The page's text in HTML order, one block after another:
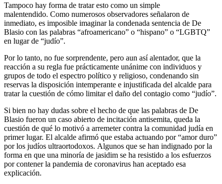
Tampoco hay forma de tratar esto como un simple
malentendido. Como numerosos observadores señalaron de
inmediato, es imposible imaginar la condenada sentencia de De
Blasio con las palabras “afroamericano” o “hispano” o “LGBTQ”
en lugar de “judío”.
Por lo tanto, no fue sorprendente, pero aun así alentador, que la
reacción a su regla fue prácticamente unánime con individuos y
grupos de todo el espectro político y religioso, condenando sin
reservas la disposición intemperante e injustificada del alcalde para
tratar la cuestión de cómo limitar el daño del contagio como “judío”.
Si bien no hay dudas sobre el hecho de que las palabras de De
Blasio fueron un caso abierto de incitación antisemita, queda la
cuestión de qué lo motivó a arremeter contra la comunidad judía en
primer lugar. El alcalde afirmó que estaba actuando por “amor duro”
por los judíos ultraortodoxos. Algunos que se han indignado por la
forma en que una minoría de jasidim se ha resistido a los esfuerzos
por contener la pandemia de coronavirus han aceptado esa
explicación.